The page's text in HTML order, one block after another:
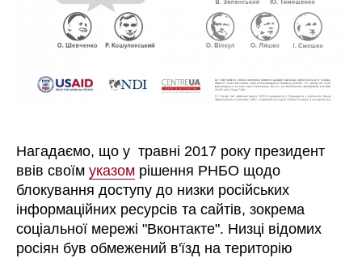
Нагадаємо, що у травні 2017 року президент
ввів своїмуказом рішення РНБО щодо
блокування доступу до низки російських
інформаційних ресурсів та сайтів, зокрема
соціальної мережі "Вконтакте". Низці відомих
росіян був обмежений в'їзд на територію